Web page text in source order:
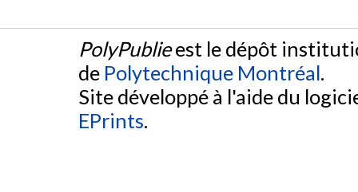
PolyPublieest le dépôt
de Polytechnique Montréal.
Site développé à l'aide du
EPrints.